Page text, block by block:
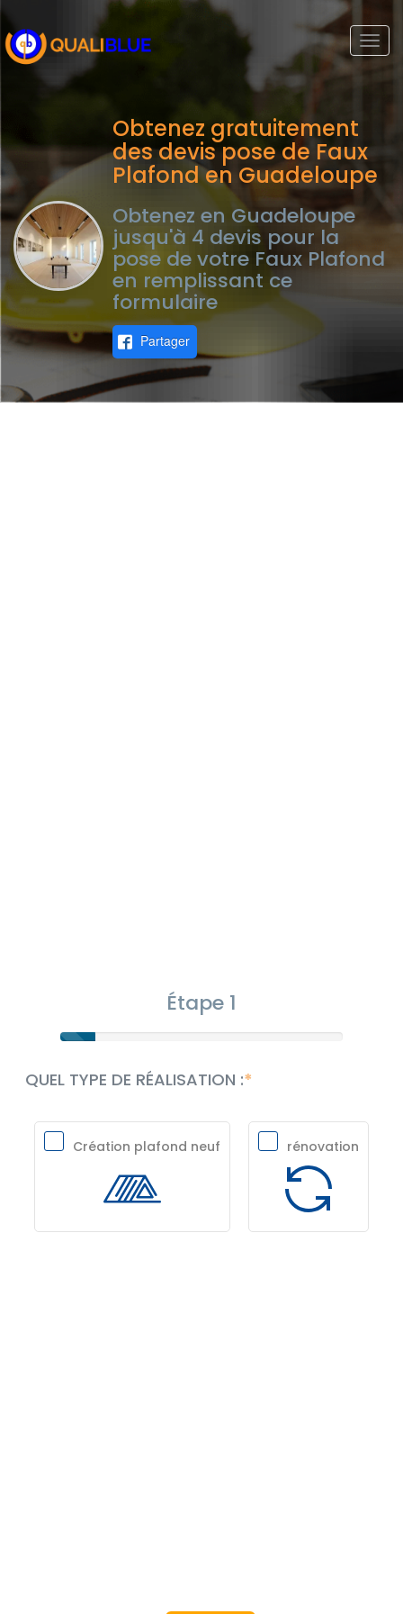
Obtenez gratuitement
des devis pose de Faux
Plafond en Guadeloupe
Obtenez en Guadeloupe
jusqu'à 4 devis pour la
pose de votre Faux Plafond
en remplissant ce
formulaire
Partager
Étape 1
QUEL TYPE DE RÉALISATION :
Création plafond neuf rénovation